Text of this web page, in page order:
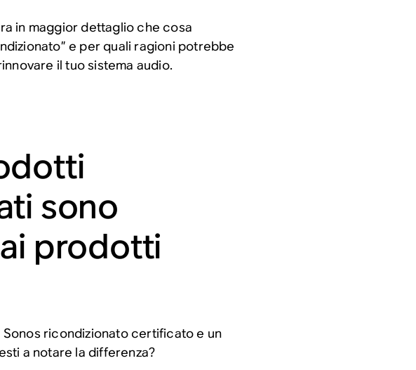
in maggior dettaglio che cosa
e per quali ragioni potrebbe
il tuo sistema audio.
sono
prodotti
ricondizionato certificato e un
a notare la differenza?